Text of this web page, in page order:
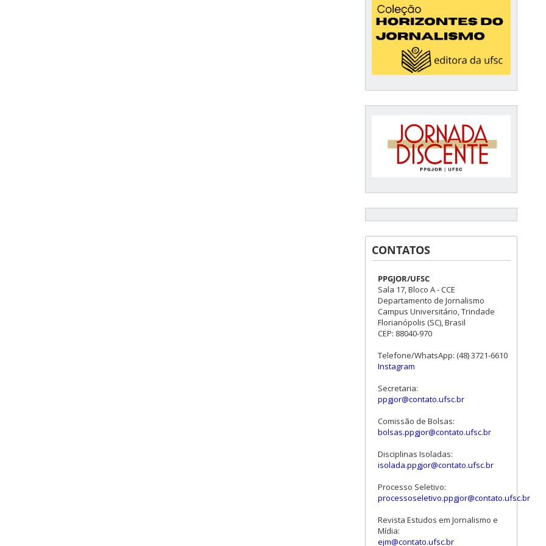
CONTATOS
PPGJOR/UFSC
Sala 17, Bloco A - CCE
Departamento de Jornalismo
Campus Universitário, Trindade
Florianópolis (SC), Brasil
CEP: 88040-970
Telefone/WhatsApp: (48) 3721-6610
Instagram
Secretaria:
ppgjor@contato.ufsc.br
Comissão de Bolsas:
bolsas.ppgjor@contato.ufsc.br
Disciplinas Isoladas:
isolada.ppgjor@contato.ufsc.br
Processo Seletivo:
processoseletivo.ppgjor@contato.ufsc.br
Revista Estudos em Jornalismo e
Mídia:
ejm@contato.ufsc.br